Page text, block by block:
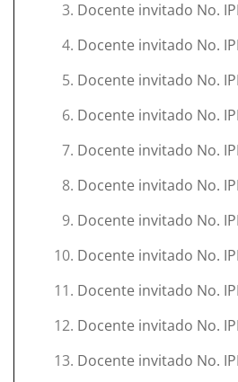
Docente invitado No.
Docente invitado No.
Docente invitado No.
Docente invitado No.
Docente invitado No.
Docente invitado No.
Docente invitado No.
Docente invitado No.
Docente invitado No.
Docente invitado No.
Docente invitado No.